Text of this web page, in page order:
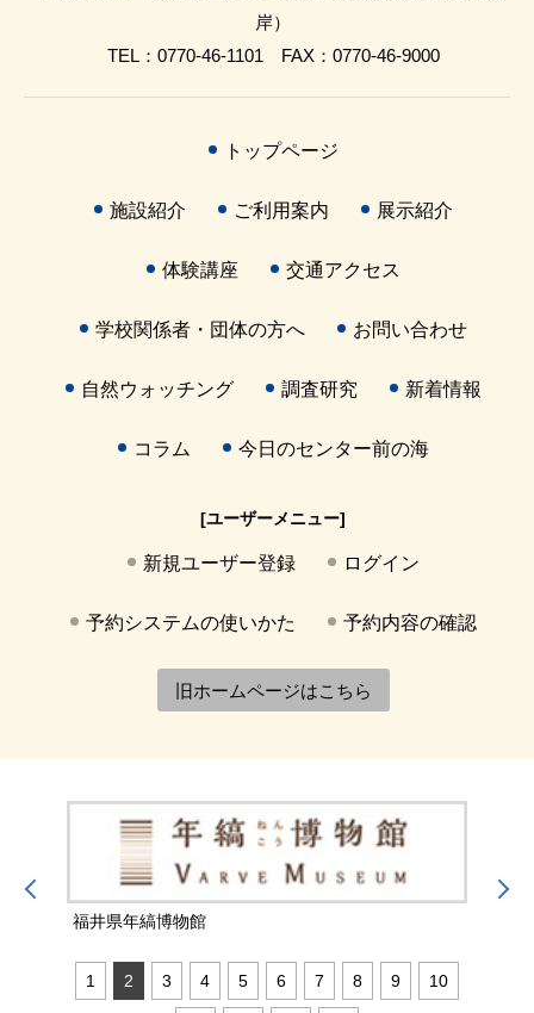
岸）
TEL：0770-46-1101 FAX：0770-46-9000
トップページ
施設紹介 ご利用案内 展示紹介
体験講座 交通アクセス
学校関係者・団体の方へ お問い合わせ
自然ウォッチング 調査研究 新着情報
コラム 今日のセンター前の海
[ユーザーメニュー]
新規ユーザー登録 ログイン
予約システムの使いかた 予約内容の確認
旧ホームページはこちら
福井県年縞博物館
1 2 3 4 5 6 7 8 9 10